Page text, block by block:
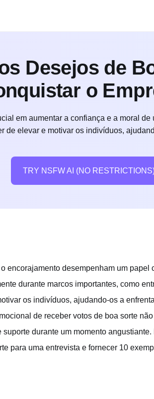
Desejos de
o
em aumentar a confiança e a moral
de elevar e motivar os indivíduos,
TRY NSFW AI (NO
encorajamento desempenham um
durante marcos importantes, como
os indivíduos, ajudando-os a
de receber votos de boa sorte
suporte durante um momento
para uma entrevista e fornecer 10